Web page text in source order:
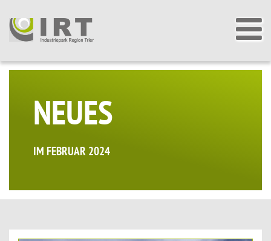
NEUES
IM FEBRUAR 2024